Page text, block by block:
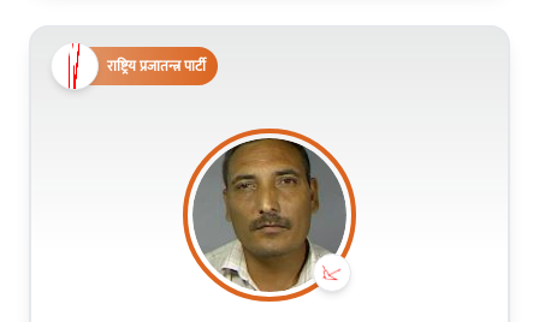
राष्ट्रिय प्रजातन्त्र पार्टी